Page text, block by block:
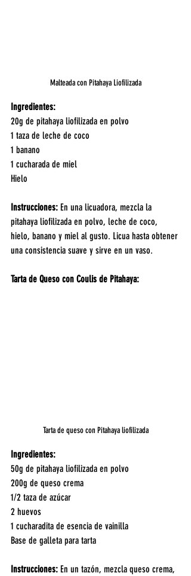
Malteada con Pitahaya Liofilizada
Ingredientes:
20g de pitahaya liofilizada en polvo
1 taza de leche de coco
1 banano
1 cucharada de miel
Hielo
Instrucciones: En una licuadora, mezcla la
pitahaya liofilizada en polvo, leche de coco,
hielo, banano y miel al gusto. Licua hasta obtener
una consistencia suave y sirve en un vaso.
Tarta de Queso con Coulis de Pitahaya:
Tarta de queso con Pitahaya liofilizada
Ingredientes:
50g de pitahaya liofilizada en polvo
200g de queso crema
1/2 taza de azúcar
2 huevos
1 cucharadita de esencia de vainilla
Base de galleta para tarta
Instrucciones: En un tazón, mezcla queso crema,